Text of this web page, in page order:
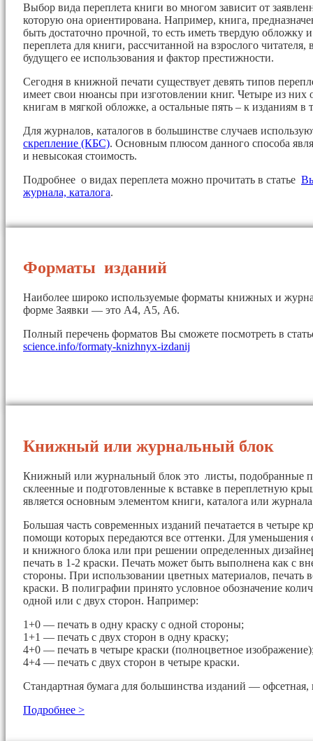
Выбор вида переплета книги во многом зависит от
которую она ориентирована. Например, книга,
быть достаточно прочной, то есть иметь твердую
переплета для книги, рассчитанной на взрослого читателя,
будущего ее использования и фактор престижности.
Сегодня в книжной печати существует девять типов
имеет свои нюансы при изготовлении книг. Четыре из них
книгам в мягкой обложке, а остальные пять – к изданиям в
Для журналов, каталогов в большинстве случаев
скрепление (КБС). Основным плюсом данного способа
и невысокая стоимость.
Подробнее о видах переплета можно прочитать в статье
журнала, каталога.
Форматы изданий
Наиболее широко используемые форматы книжных и
форме Заявки — это А4, А5, А6.
Полный перечень форматов Вы сможете посмотреть в
science.info/formaty-knizhnyx-izdanij
Книжный или журнальный блок
Книжный или журнальный блок это листы, подобранные
склеенные и подготовленные к вставке в переплетную
является основным элементом книги, каталога или
Большая часть современных изданий печатается в четыре
помощи которых передаются все оттенки. Для уменьшения
и книжного блока или при решении определенных
печать в 1-2 краски. Печать может быть выполнена как с
стороны. При использовании цветных материалов, печать
краски. В полиграфии принято условное обозначение
одной или с двух сторон. Например:
1+0 — печать в одну краску с одной стороны;
1+1 — печать с двух сторон в одну краску;
4+0 — печать в четыре краски (полноцветное
4+4 — печать с двух сторон в четыре краски.
Стандартная бумага для большинства изданий — офсетная,
Подробнее >